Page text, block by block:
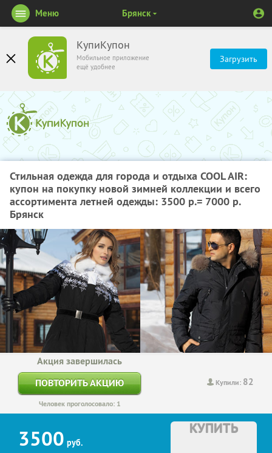
КупиКупон
Мобильное приложение
ещё удобнее
Загрузить
Меню Брянск
Стильная одежда для города и отдыха COOL AIR:
купон на покупку новой зимней коллекции и всего
ассортимента летней одежды: 3500 р.= 7000 р.
Брянск
Купили: 82
Акция завершилась
ПОВТОРИТЬ АКЦИЮ
Человек проголосовало: 1
3500 руб.
КУПИТЬ